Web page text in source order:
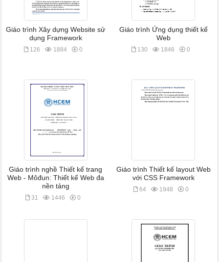
Giáo trình Xây dựng Website sử
dụng Framework
126 1884 0
Giáo trình Ứng dụng thiết kế
Web
130 1846 0
Giáo trình nghề Thiết kế trang
Web - Môđun: Thiết kế Web đa
nền tảng
31 1446 0
Giáo trình Thiết kế layout Web
với CSS Framework
64 1948 0